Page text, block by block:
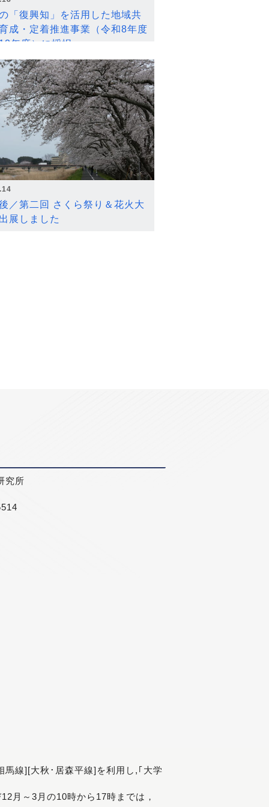
「復興知」を活用した地域共
成・定着推進事業（令和8年度
年度）に採択
／第二回 さくら祭り＆花火大
展しました
究所
線][大秋･居森平線]を利用し,｢大学
月～3月の10時から17時までは，